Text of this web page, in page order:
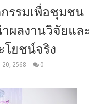
รรมเพื่อชุมชน
ผลงานวิจัยและ
โยชน์จริง
2568 0